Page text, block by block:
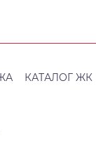
КАТАЛОГ ЖК